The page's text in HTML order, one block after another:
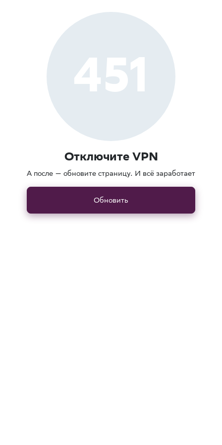
451
Отключите VPN
А после — обновите страницу. И всё заработает
Обновить